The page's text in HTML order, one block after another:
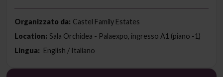
Organizzato da: Castel Family Estates
Location: Sala Orchidea - Palaexpo, ingresso A1 (piano -1)
Lingua: English / Italiano